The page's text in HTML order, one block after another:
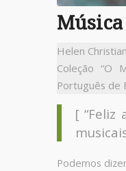
Helen
Coleção “O
Português de
[ “Feliz
Podemos